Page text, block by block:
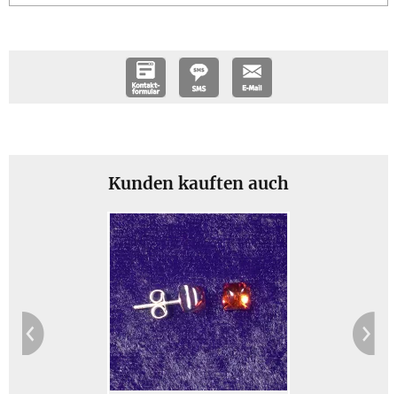
in einer 11,0 x 11,0 x 3,0 cm großen schwarzen
Geschenksets (gegen Aufpreis erhältlich) 64 g
Jetzt bestellen Beschreibung
Kunden kauften auch